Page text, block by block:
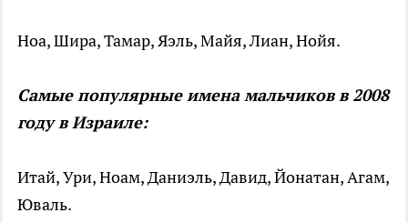
Ноа, Шира, Тамар, Яэль, Майя, Лиан, Нойя.
Самые популярные имена мальчиков в 2008
году в Израиле:
Итай, Ури, Ноам, Даниэль, Давид, Йонатан, Агам,
Юваль.